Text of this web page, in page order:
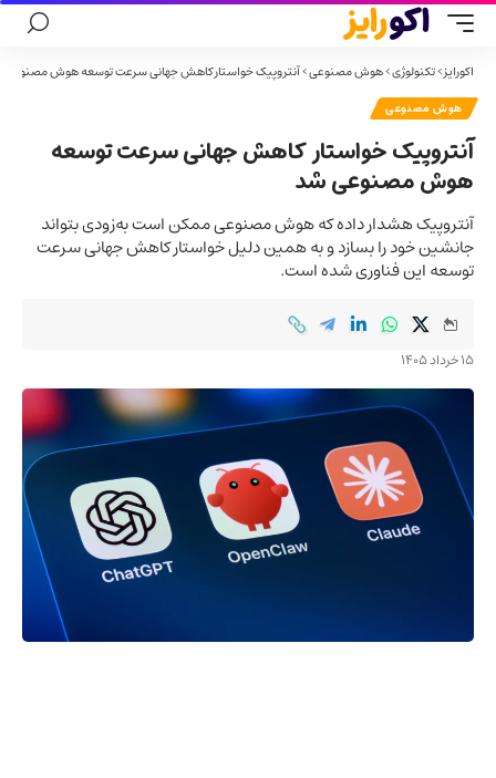
اکورایز>تکنولوژی>هوش مصنوعی>آنتروپیک خواستار کاهش جهانی سرعت توسعه هوش
هوش مصنوعی
آنتروپیک خواستار کاهش جهانی سرعت توسعه
هوش مصنوعی شد
آنتروپیک هشدار داده که هوش مصنوعی ممکن است به‌زودی بتواند
جانشین خود را بسازد و به همین دلیل خواستار کاهش جهانی سرعت
توسعه این فناوری شده است.
15 خرداد 1405